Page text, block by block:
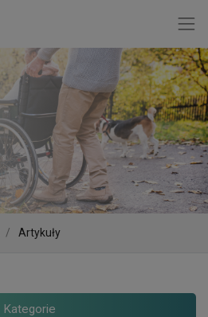
Artykuły
Kategorie